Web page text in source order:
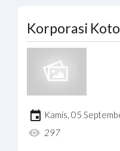
Korporasi
Kamis, 05
297